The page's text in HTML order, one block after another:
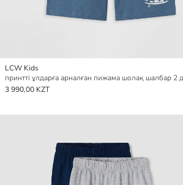
LCW Kids
3 990,00 KZT